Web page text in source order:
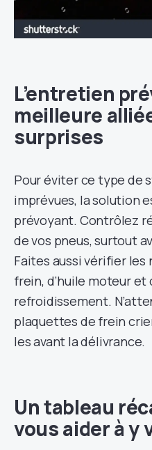
L’entretien
meilleure
surprises
Pour éviter ce type de
imprévues, la solution
prévoyant. Contrôlez
de vos pneus, surtout
Faites aussi vérifier les
frein, d’huile moteur et
refroidissement.
plaquettes de frein
les avant la délivrance.
Un tableau
vous aider à y